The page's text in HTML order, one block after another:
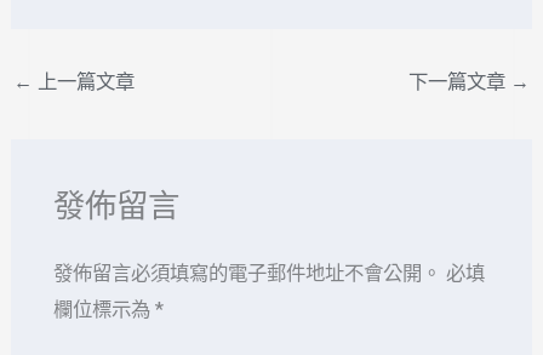
← 上一篇文章 下一篇文章 →
發佈留言
發佈留言必須填寫的電子郵件地址不會公開。 必填
欄位標示為 *